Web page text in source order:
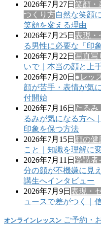
2026年7月27日 笑顔・
つくり方自然な笑顔
笑顔を変える理由
2026年7月25日 表現・
る男性に必要な「印
2026年7月22日 写真写
いで｜本当の顔と上
2026年7月20日 ●レッ
顔が苦手・表情が気
付開始
2026年7月16日 たるみ
るみが気になる方へ
印象を保つ方法
2026年7月15日 顔の健
こと｜知識を理解に
2026年7月11日 受講者
分の顔が不機嫌に見
講生へインタビュー
2026年7月9日 表現・
ュースで差がつく｜
オンラインレッスン ご予約・